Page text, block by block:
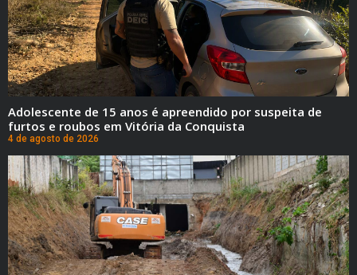
Adolescente de 15 anos é apreendido por suspeita de
furtos e roubos em Vitória da Conquista
4 de agosto de 2026